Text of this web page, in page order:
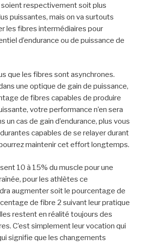
soient respectivement soit plus
puissantes, mais on va surtouts
les fibres intermédiaires pour
d’endurance ou de puissance de
que les fibres sont asynchrones.
une optique de gain de puissance,
de fibres capables de produire
votre performance n’en sera
un cas de gain d’endurance, plus vous
capables de se relayer durant
maintenir cet effort longtemps.
10 à 15% du muscle pour une
pour les athlètes ce
augmenter soit le pourcentage de
de fibre 2 suivant leur pratique
restent en réalité toujours des
C’est simplement leur vocation qui
signifie que les changements